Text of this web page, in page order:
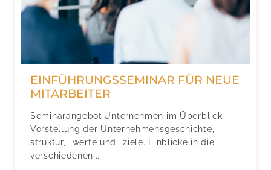
EINFÜHRUNGSSEMINAR FÜR NEUE
MITARBEITER
Seminarangebot:Unternehmen im Überblick:
Vorstellung der Unternehmensgeschichte, -
struktur, -werte und -ziele. Einblicke in die
verschiedenen...